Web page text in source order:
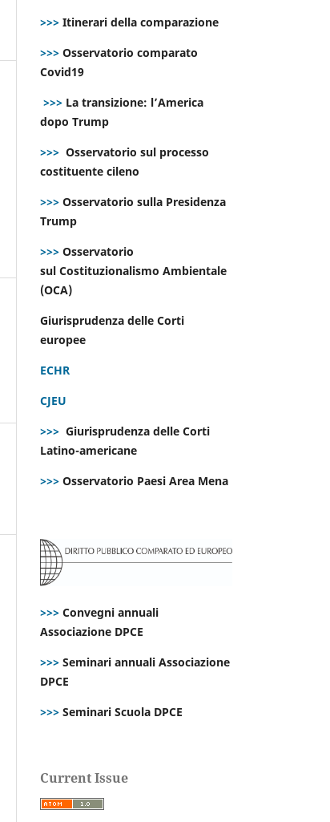
>>> Itinerari della comparazione
>>> Osservatorio comparato
Covid19
>>> La transizione: l’America
dopo Trump
>>> Osservatorio sul processo
costituente cileno
>>> Osservatorio sulla Presidenza
Trump
>>> Osservatorio
sul Costituzionalismo Ambientale
(OCA)
Giurisprudenza delle Corti
europee
ECHR
CJEU
>>> Giurisprudenza delle Corti
Latino-americane
>>> Osservatorio Paesi Area Mena
>>> Convegni annuali
Associazione DPCE
>>> Seminari annuali Associazione
DPCE
>>> Seminari Scuola DPCE
Current Issue